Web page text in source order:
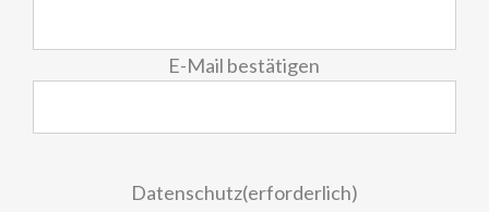
E-Mail bestätigen
Datenschutz(erforderlich)